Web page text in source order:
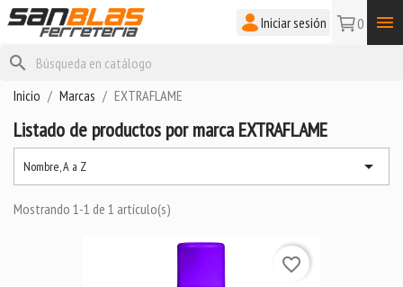
Iniciar sesión 0

search
Inicio Marcas EXTRAFLAME
Listado de productos por marca EXTRAFLAME
Nombre, A a Z 
Mostrando 1-1 de 1 artículo(s)
favorite_border